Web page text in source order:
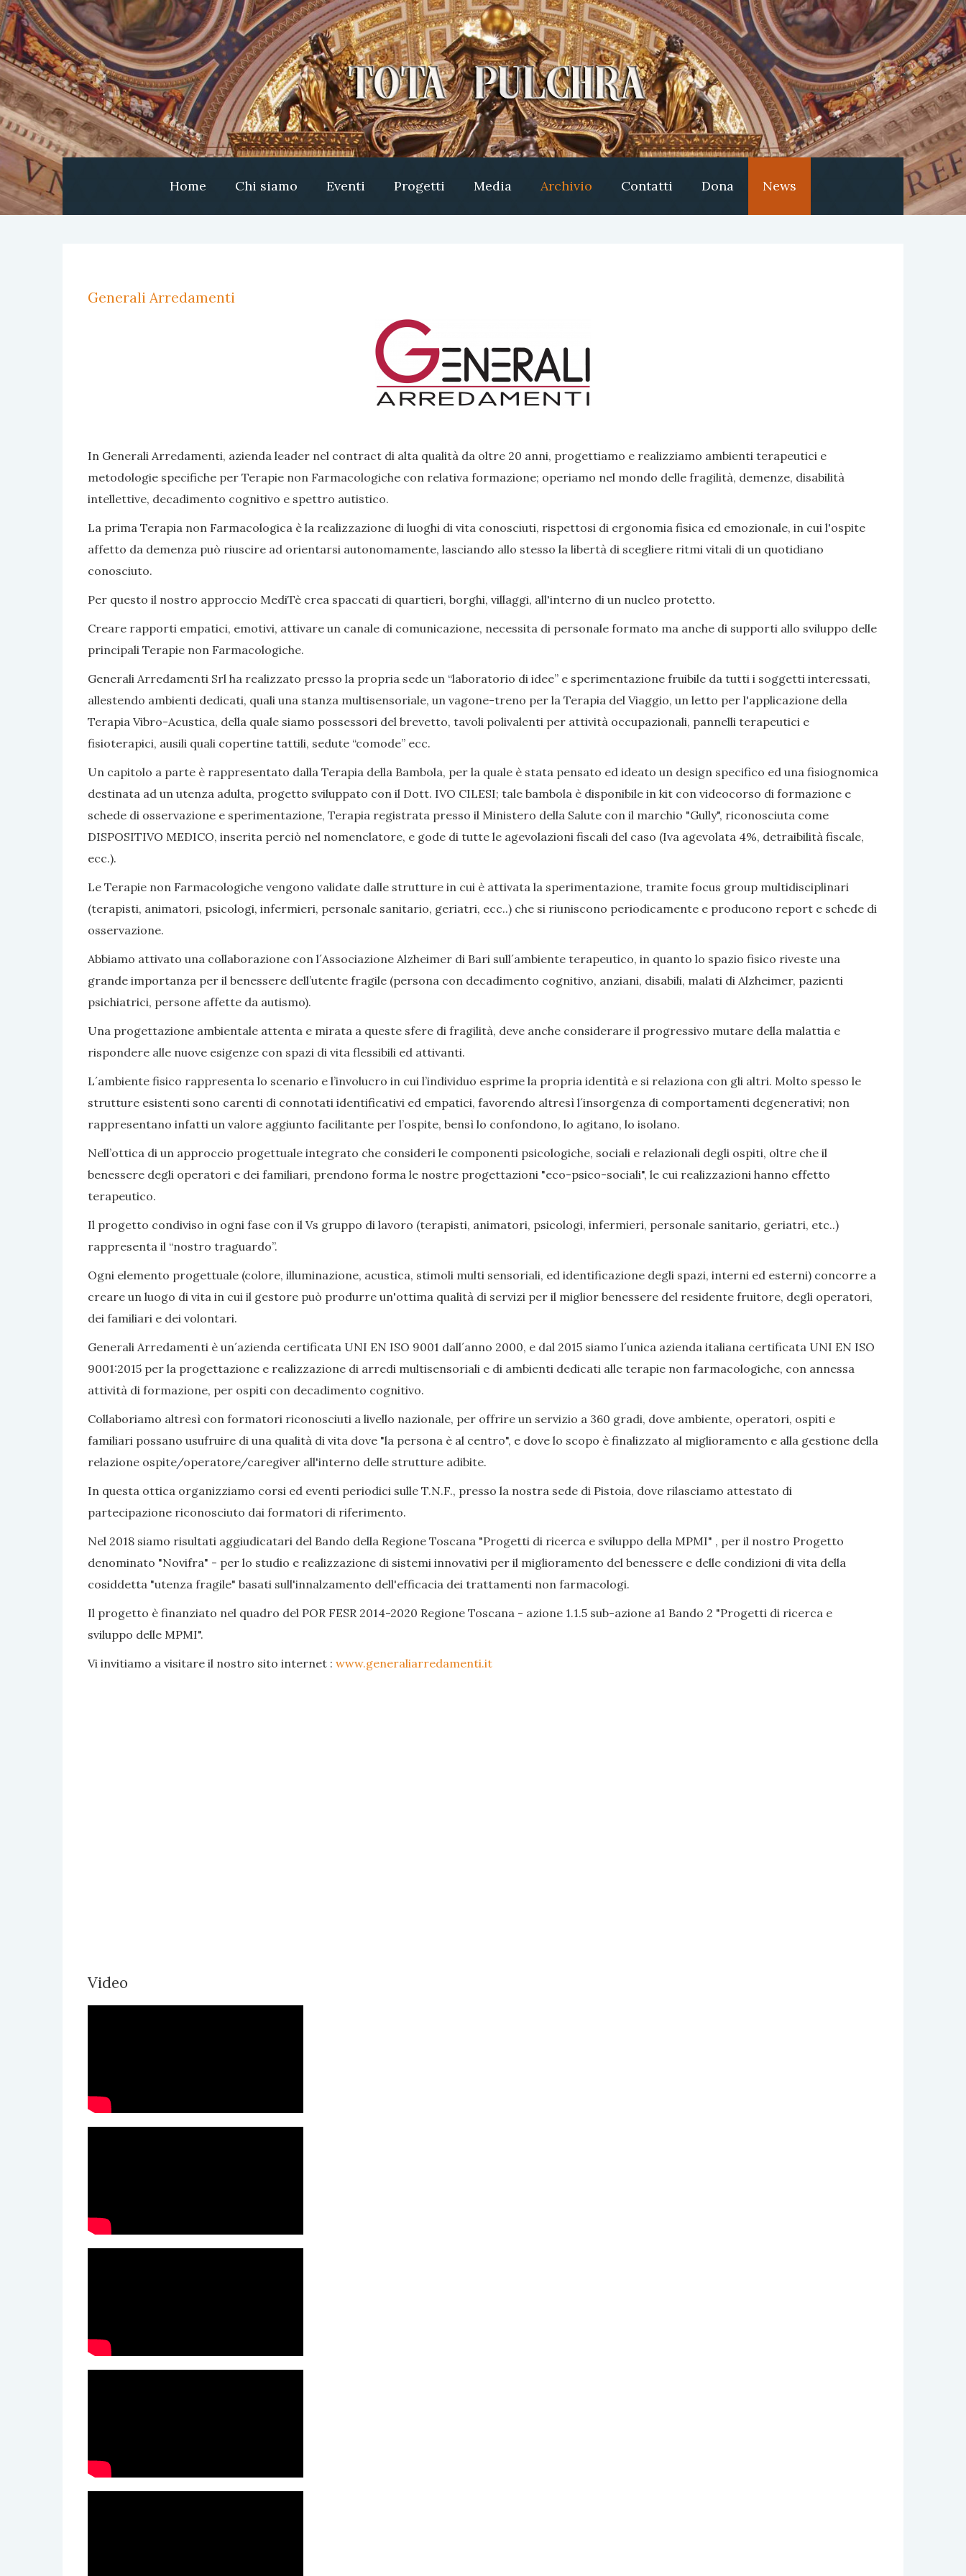
Home Chi siamo Eventi Progetti Media Archivio Contatti Dona News
Generali Arredamenti
In Generali Arredamenti, azienda leader nel contract di alta qualità da oltre 20 anni, progettiamo e realizziamo ambienti terapeutici e
metodologie specifiche per Terapie non Farmacologiche con relativa formazione; operiamo nel mondo delle fragilità, demenze, disabilità
intellettive, decadimento cognitivo e spettro autistico.
La prima Terapia non Farmacologica è la realizzazione di luoghi di vita conosciuti, rispettosi di ergonomia fisica ed emozionale, in cui l'ospite
affetto da demenza può riuscire ad orientarsi autonomamente, lasciando allo stesso la libertà di scegliere ritmi vitali di un quotidiano
conosciuto.
Per questo il nostro approccio MediTè crea spaccati di quartieri, borghi, villaggi, all'interno di un nucleo protetto.
Creare rapporti empatici, emotivi, attivare un canale di comunicazione, necessita di personale formato ma anche di supporti allo sviluppo delle
principali Terapie non Farmacologiche.
Generali Arredamenti Srl ha realizzato presso la propria sede un “laboratorio di idee” e sperimentazione fruibile da tutti i soggetti interessati,
allestendo ambienti dedicati, quali una stanza multisensoriale, un vagone-treno per la Terapia del Viaggio, un letto per l'applicazione della
Terapia Vibro-Acustica, della quale siamo possessori del brevetto, tavoli polivalenti per attività occupazionali, pannelli terapeutici e
fisioterapici, ausili quali copertine tattili, sedute “comode” ecc.
Un capitolo a parte è rappresentato dalla Terapia della Bambola, per la quale è stata pensato ed ideato un design specifico ed una fisiognomica
destinata ad un utenza adulta, progetto sviluppato con il Dott. IVO CILESI; tale bambola è disponibile in kit con videocorso di formazione e
schede di osservazione e sperimentazione, Terapia registrata presso il Ministero della Salute con il marchio "Gully", riconosciuta come
DISPOSITIVO MEDICO, inserita perciò nel nomenclatore, e gode di tutte le agevolazioni fiscali del caso (Iva agevolata 4%, detraibilità fiscale,
ecc.).
Le Terapie non Farmacologiche vengono validate dalle strutture in cui è attivata la sperimentazione, tramite focus group multidisciplinari
(terapisti, animatori, psicologi, infermieri, personale sanitario, geriatri, ecc..) che si riuniscono periodicamente e producono report e schede di
osservazione.
Abbiamo attivato una collaborazione con l´Associazione Alzheimer di Bari sull´ambiente terapeutico, in quanto lo spazio fisico riveste una
grande importanza per il benessere dell’utente fragile (persona con decadimento cognitivo, anziani, disabili, malati di Alzheimer, pazienti
psichiatrici, persone affette da autismo).
Una progettazione ambientale attenta e mirata a queste sfere di fragilità, deve anche considerare il progressivo mutare della malattia e
rispondere alle nuove esigenze con spazi di vita flessibili ed attivanti.
L´ambiente fisico rappresenta lo scenario e l’involucro in cui l’individuo esprime la propria identità e si relaziona con gli altri. Molto spesso le
strutture esistenti sono carenti di connotati identificativi ed empatici, favorendo altresì l´insorgenza di comportamenti degenerativi; non
rappresentano infatti un valore aggiunto facilitante per l’ospite, bensì lo confondono, lo agitano, lo isolano.
Nell’ottica di un approccio progettuale integrato che consideri le componenti psicologiche, sociali e relazionali degli ospiti, oltre che il
benessere degli operatori e dei familiari, prendono forma le nostre progettazioni "eco-psico-sociali", le cui realizzazioni hanno effetto
terapeutico.
Il progetto condiviso in ogni fase con il Vs gruppo di lavoro (terapisti, animatori, psicologi, infermieri, personale sanitario, geriatri, etc..)
rappresenta il “nostro traguardo”.
Ogni elemento progettuale (colore, illuminazione, acustica, stimoli multi sensoriali, ed identificazione degli spazi, interni ed esterni) concorre a
creare un luogo di vita in cui il gestore può produrre un'ottima qualità di servizi per il miglior benessere del residente fruitore, degli operatori,
dei familiari e dei volontari.
Generali Arredamenti è un´azienda certificata UNI EN ISO 9001 dall´anno 2000, e dal 2015 siamo l´unica azienda italiana certificata UNI EN ISO
9001:2015 per la progettazione e realizzazione di arredi multisensoriali e di ambienti dedicati alle terapie non farmacologiche, con annessa
attività di formazione, per ospiti con decadimento cognitivo.
Collaboriamo altresì con formatori riconosciuti a livello nazionale, per offrire un servizio a 360 gradi, dove ambiente, operatori, ospiti e
familiari possano usufruire di una qualità di vita dove "la persona è al centro", e dove lo scopo è finalizzato al miglioramento e alla gestione della
relazione ospite/operatore/caregiver all'interno delle strutture adibite.
In questa ottica organizziamo corsi ed eventi periodici sulle T.N.F., presso la nostra sede di Pistoia, dove rilasciamo attestato di
partecipazione riconosciuto dai formatori di riferimento.
Nel 2018 siamo risultati aggiudicatari del Bando della Regione Toscana "Progetti di ricerca e sviluppo della MPMI" , per il nostro Progetto
denominato "Novifra" - per lo studio e realizzazione di sistemi innovativi per il miglioramento del benessere e delle condizioni di vita della
cosiddetta "utenza fragile" basati sull'innalzamento dell'efficacia dei trattamenti non farmacologi.
Il progetto è finanziato nel quadro del POR FESR 2014-2020 Regione Toscana - azione 1.1.5 sub-azione a1 Bando 2 "Progetti di ricerca e
sviluppo delle MPMI".
Vi invitiamo a visitare il nostro sito internet : www.generaliarredamenti.it
Video